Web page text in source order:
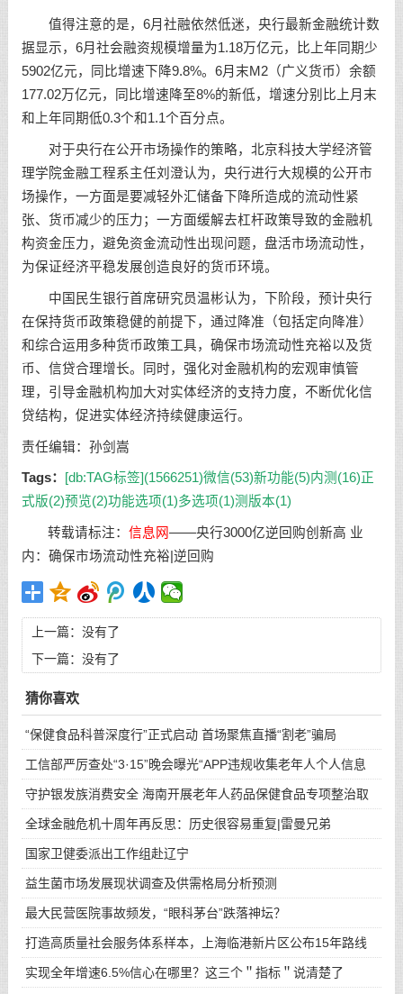
值得注意的是，6月社融依然低迷，央行最新金融统计数
据显示，6月社会融资规模增量为1.18万亿元，比上年同期少
5902亿元，同比增速下降9.8%。6月末M2（广义货币）余额
177.02万亿元，同比增速降至8%的新低，增速分别比上月末
和上年同期低0.3个和1.1个百分点。
对于央行在公开市场操作的策略，北京科技大学经济管
理学院金融工程系主任刘澄认为，央行进行大规模的公开市
场操作，一方面是要减轻外汇储备下降所造成的流动性紧
张、货币减少的压力；一方面缓解去杠杆政策导致的金融机
构资金压力，避免资金流动性出现问题，盘活市场流动性，
为保证经济平稳发展创造良好的货币环境。
中国民生银行首席研究员温彬认为，下阶段，预计央行
在保持货币政策稳健的前提下，通过降准（包括定向降准）
和综合运用多种货币政策工具，确保市场流动性充裕以及货
币、信贷合理增长。同时，强化对金融机构的宏观审慎管
理，引导金融机构加大对实体经济的支持力度，不断优化信
贷结构，促进实体经济持续健康运行。
责任编辑：孙剑嵩
Tags： [db:TAG标签](1566251)微信(53)新功能(5)内测(16)正
式版(2)预览(2)功能选项(1)多选项(1)测版本(1)
转载请标注：信息网——央行3000亿逆回购创新高 业
内：确保市场流动性充裕|逆回购
上一篇：没有了
下一篇：没有了
猜你喜欢
“保健食品科普深度行”正式启动 首场聚焦直播“割老”骗局
工信部严厉查处“3·15”晚会曝光“APP违规收集老年人个人信息
守护银发族消费安全 海南开展老年人药品保健食品专项整治取
得
全球金融危机十周年再反思：历史很容易重复|雷曼兄弟
国家卫健委派出工作组赴辽宁
益生菌市场发展现状调查及供需格局分析预测
最大民营医院事故频发，“眼科茅台”跌落神坛？
打造高质量社会服务体系样本，上海临港新片区公布15年路线
图
实现全年增速6.5%信心在哪里？这三个＂指标＂说清楚了